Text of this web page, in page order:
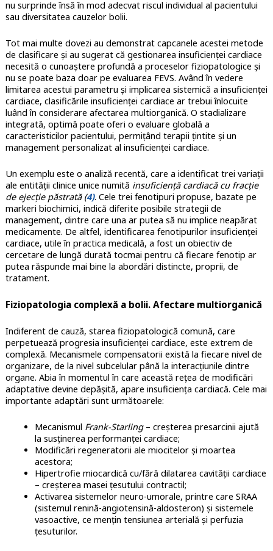
nu surprinde însă în mod adecvat riscul individual al pacientului
sau diversitatea cauzelor bolii.
Tot mai multe dovezi au demonstrat capcanele acestei metode
de clasificare și au sugerat că gestionarea insuficienței cardiace
necesită o cunoaștere profundă a proceselor fiziopatologice și
nu se poate baza doar pe evaluarea FEVS. Având în vedere
limitarea acestui parametru și implicarea sistemică a insuficienței
cardiace, clasificările insuficienței cardiace ar trebui înlocuite
luând în considerare afectarea multiorganică. O stadializare
integrată, optimă poate oferi o evaluare globală a
caracteristicilor pacientului, permițând terapii țintite și un
management personalizat al insuficienței cardiace.
Un exemplu este o analiză recentă, care a identificat trei variații
ale entității clinice unice numită insuficiență cardiacă cu fracție
de ejecție păstrată (4). Cele trei fenotipuri propuse, bazate pe
markeri biochimici, indică diferite posibile strategii de
management, dintre care una ar putea să nu implice neapărat
medicamente. De altfel, identificarea fenotipurilor insuficienței
cardiace, utile în practica medicală, a fost un obiectiv de
cercetare de lungă durată tocmai pentru că fiecare fenotip ar
putea răspunde mai bine la abordări distincte, proprii, de
tratament.
Fiziopatologia complexă a bolii. Afectare multiorganică
Indiferent de cauză, starea fiziopatologică comună, care
perpetuează progresia insuficienței cardiace, este extrem de
complexă. Mecanismele compensatorii există la fiecare nivel de
organizare, de la nivel subcelular până la interacțiunile dintre
organe. Abia în momentul în care această rețea de modificări
adaptative devine depășită, apare insuficiența cardiacă. Cele mai
importante adaptări sunt următoarele:
Mecanismul Frank-Starling – creșterea presarcinii ajută
la susținerea performanței cardiace;
Modificări regeneratorii ale miocitelor și moartea
acestora;
Hipertrofie miocardică cu/fără dilatarea cavității cardiace
– creșterea masei țesutului contractil;
Activarea sistemelor neuro-umorale, printre care SRAA
(sistemul renină-angiotensină-aldosteron) și sistemele
vasoactive, ce mențin tensiunea arterială și perfuzia
țesuturilor.